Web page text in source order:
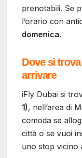
prenotabili. Se
l’orario con
domenica.
Dove si
arrivare
iFly Dubai si
1), nell’area di
comoda se
città o se vuoi
uno stop vicino